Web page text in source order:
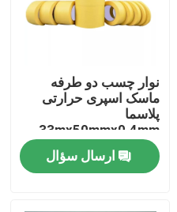
نوار چسب دو طرفه
ماسک اسپری حرارتی
پلاسما
33mx50mmx0.4mm
ارسال سؤال